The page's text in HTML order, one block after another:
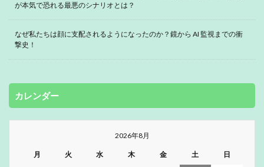
が本気で恐れる最悪のシナリオとは？
なぜ私たちは顔に支配されるようになったのか？鏡から AI 監視までの衝
撃史！
カレンダー
2026年8月
月 火 水 木 金 土 日